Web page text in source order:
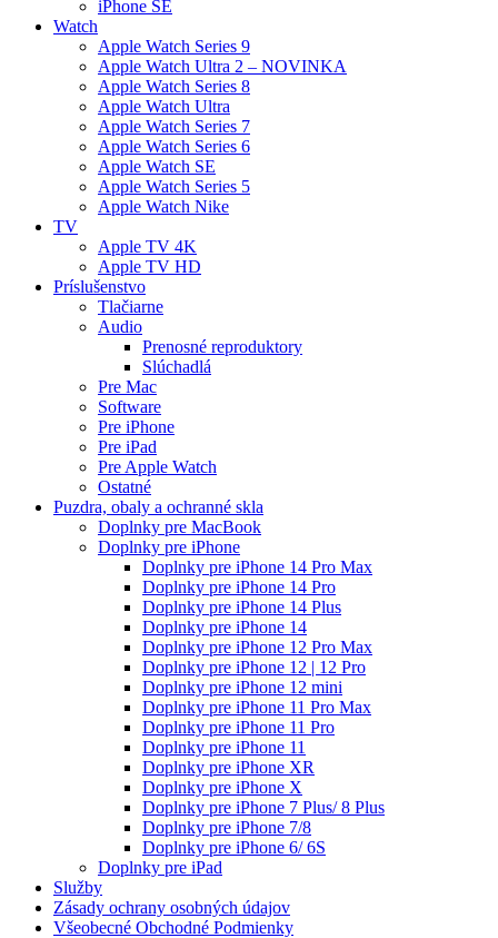
iPhone SE
Watch
Apple Watch Series 9
Apple Watch Ultra 2 – NOVINKA
Apple Watch Series 8
Apple Watch Ultra
Apple Watch Series 7
Apple Watch Series 6
Apple Watch SE
Apple Watch Series 5
Apple Watch Nike
TV
Apple TV 4K
Apple TV HD
Príslušenstvo
Tlačiarne
Audio
Prenosné reproduktory
Slúchadlá
Pre Mac
Software
Pre iPhone
Pre iPad
Pre Apple Watch
Ostatné
Puzdra, obaly a ochranné skla
Doplnky pre MacBook
Doplnky pre iPhone
Doplnky pre iPhone 14 Pro Max
Doplnky pre iPhone 14 Pro
Doplnky pre iPhone 14 Plus
Doplnky pre iPhone 14
Doplnky pre iPhone 12 Pro Max
Doplnky pre iPhone 12 | 12 Pro
Doplnky pre iPhone 12 mini
Doplnky pre iPhone 11 Pro Max
Doplnky pre iPhone 11 Pro
Doplnky pre iPhone 11
Doplnky pre iPhone XR
Doplnky pre iPhone X
Doplnky pre iPhone 7 Plus/ 8 Plus
Doplnky pre iPhone 7/8
Doplnky pre iPhone 6/ 6S
Doplnky pre iPad
Služby
Zásady ochrany osobných údajov
Všeobecné Obchodné Podmienky